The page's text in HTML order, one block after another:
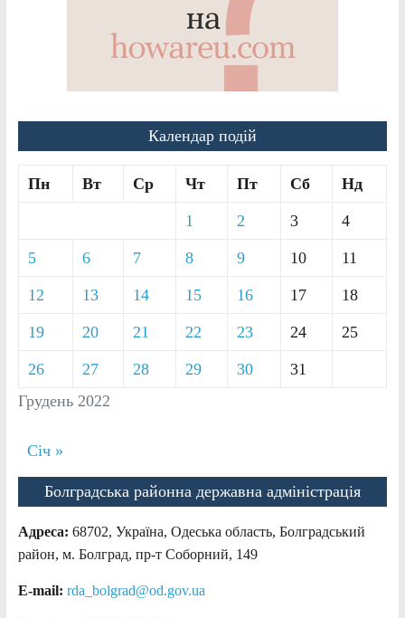
Календар подій
Грудень 2022
Пн Вт Ср Чт Пт Сб Нд
1 2 3 4
5 6 7 8 9 10 11
12 13 14 15 16 17 18
19 20 21 22 23 24 25
26 27 28 29 30 31
Січ »
Болградська районна державна адміністрація
Адреса: 68702, Україна, Одеська область, Болградський
район, м. Болград, пр-т Соборний, 149
E-mail: rda_bolgrad@od.gov.ua